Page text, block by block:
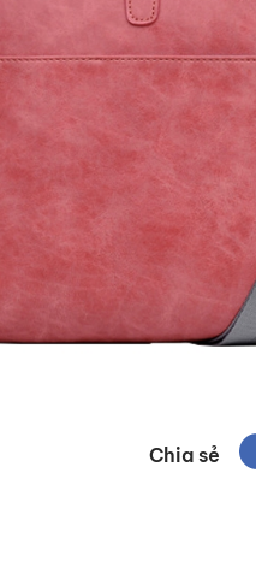
Chia sẻ